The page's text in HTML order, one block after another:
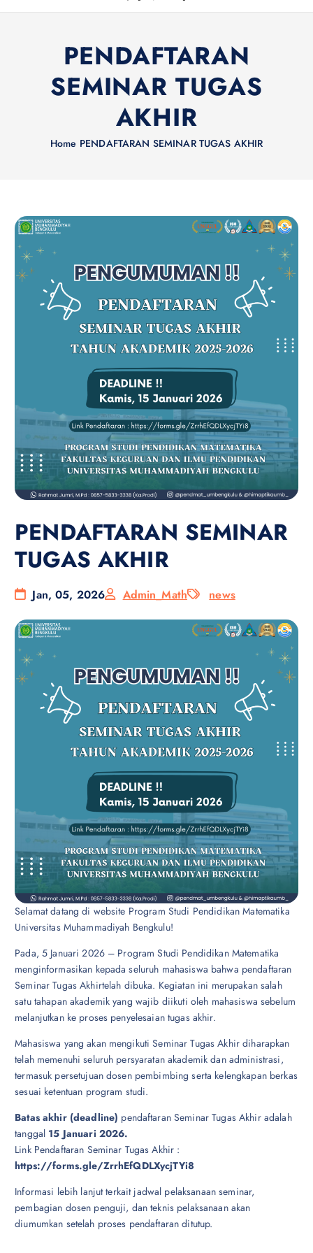
PENDAFTARAN
SEMINAR TUGAS
AKHIR
Home PENDAFTARAN SEMINAR TUGAS AKHIR
PENDAFTARAN SEMINAR
TUGAS AKHIR
Jan, 05, 2026 Admin_Math news
Selamat datang di website Program Studi Pendidikan Matematika
Universitas Muhammadiyah Bengkulu!
Pada, 5 Januari 2026 – Program Studi Pendidikan Matematika
menginformasikan kepada seluruh mahasiswa bahwa pendaftaran
Seminar Tugas Akhirtelah dibuka. Kegiatan ini merupakan salah
satu tahapan akademik yang wajib diikuti oleh mahasiswa sebelum
melanjutkan ke proses penyelesaian tugas akhir.
Mahasiswa yang akan mengikuti Seminar Tugas Akhir diharapkan
telah memenuhi seluruh persyaratan akademik dan administrasi,
termasuk persetujuan dosen pembimbing serta kelengkapan berkas
sesuai ketentuan program studi.
Batas akhir (deadline) pendaftaran Seminar Tugas Akhir adalah
tanggal 15 Januari 2026.
Link Pendaftaran Seminar Tugas Akhir :
https://forms.gle/ZrrhEfQDLXycjTYi8
Informasi lebih lanjut terkait jadwal pelaksanaan seminar,
pembagian dosen penguji, dan teknis pelaksanaan akan
diumumkan setelah proses pendaftaran ditutup.